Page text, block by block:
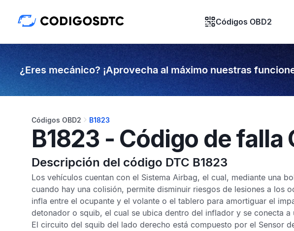
Códigos OBD2
¿Eres mecánico? ¡Aprovecha al máximo nuestras
Códigos OBD2 B1823
B1823 - Código de falla
Descripción del código DTC B1823
Los vehículos cuentan con el Sistema Airbag, el cual, mediante una
cuando hay una colisión, permite disminuir riesgos de lesiones a los
infla entre el ocupante y el volante o el tablero para amortiguar el
detonador o squib, el cual se ubica dentro del inflador y se conecta
El circuito del squib del lado derecho está compuesto por el Sensor